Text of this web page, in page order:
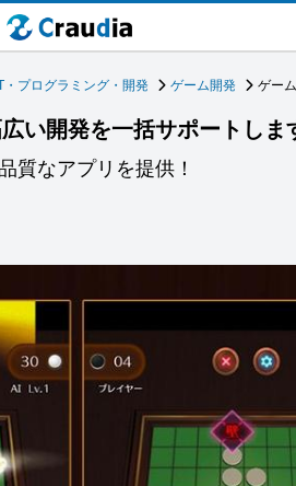
・プログラミング・開発 ゲーム開発 ゲー
い開発を一括サポートしま
質なアプリを提供！